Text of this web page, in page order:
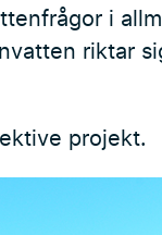
i
riktar
projekt.